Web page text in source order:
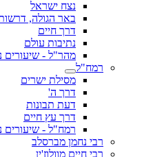
נצח ישראל
באר הגולה,
דרך חיים
נתיבות עולם
מהר"ל - שיעורים
רמח"ל
מסילת ישרים
דרך ה'
דעת תבונות
דרך עץ חיים
רמח"ל - שיעורים
רבי נחמן מברסלב
רבי חיים מוולוז'ין